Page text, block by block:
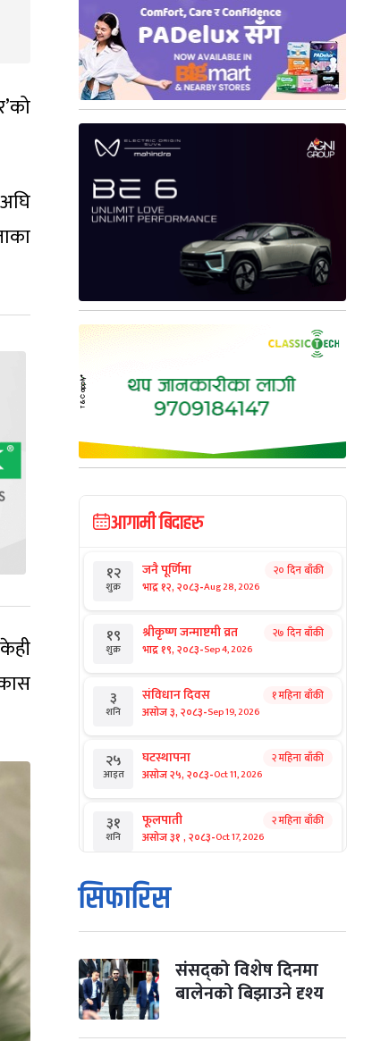
आगामी बिदाहरु
१२
शुक्र
जनै पूर्णिमा
भाद्र १२, २०८३-Aug 28, 2026
२० दिन बाँकी
१९
शुक्र
श्रीकृष्ण जन्माष्टमी व्रत
भाद्र १९, २०८३-Sep 4, 2026
२७ दिन बाँकी
३
शनि
संविधान दिवस
असोज ३, २०८३-Sep 19, 2026
१ महिना बाँकी
२५
आइत
घटस्थापना
असोज २५, २०८३-Oct 11, 2026
२ महिना बाँकी
३१
शनि
फूलपाती
असोज ३१ , २०८३-Oct 17, 2026
२ महिना बाँकी
१
आइत
कार्तिक सङ्क्रान्ति
कार्तिक १, २०८३
मंगल कार्तिक ३, २०८३-Oct 20, 2026
४
बुध
विजयादशमी
कार्तिक ४, २०८३
सिफारिस
संसद्को विशेष दिनमा
बालेनको बिझाउने दृश्य